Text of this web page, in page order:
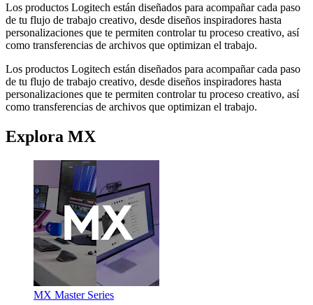
Los productos Logitech están diseñados para acompañar cada paso
de tu flujo de trabajo creativo, desde diseños inspiradores hasta
personalizaciones que te permiten controlar tu proceso creativo, así
como transferencias de archivos que optimizan el trabajo.
Los productos Logitech están diseñados para acompañar cada paso
de tu flujo de trabajo creativo, desde diseños inspiradores hasta
personalizaciones que te permiten controlar tu proceso creativo, así
como transferencias de archivos que optimizan el trabajo.
Explora MX
MX Master Series